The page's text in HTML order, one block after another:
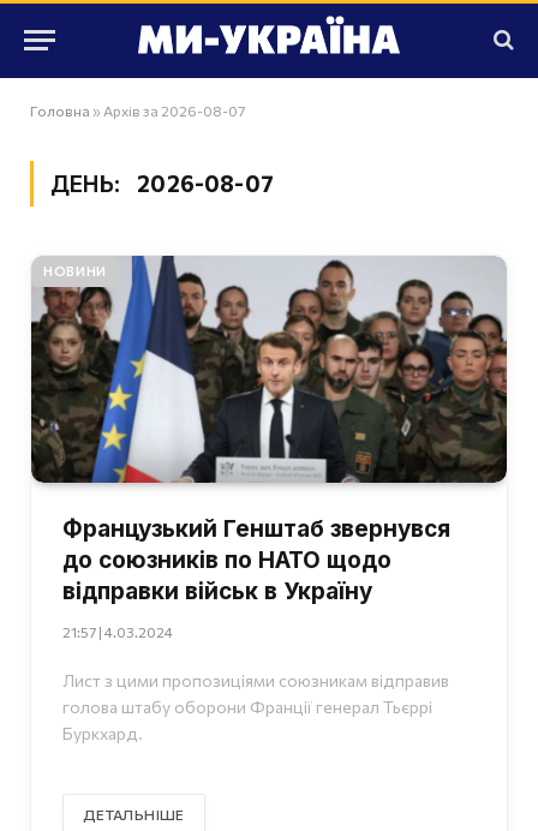
Головна » Архів за 2026-08-07
ДЕНЬ: 2026-08-07
НОВИНИ
Французький Генштаб звернувся
до союзників по НАТО щодо
відправки військ в Україну
21:57 | 4.03.2024
Лист з цими пропозиціями союзникам відправив
голова штабу оборони Франції генерал Тьєррі
Буркхард.
ДЕТАЛЬНІШЕ